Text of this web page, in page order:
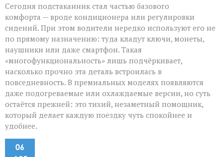
Сегодня подстаканник стал частью базового
комфорта — вроде кондиционера или регулировки
сидений. При этом водители нередко используют его не
по прямому назначению: туда кладут ключи, монеты,
наушники или даже смартфон. Такая
«многофункциональность» лишь подчёркивает,
насколько прочно эта деталь встроилась в
повседневность. В премиальных моделях появляются
даже подогреваемые или охлаждаемые версии, но суть
остаётся прежней: это тихий, незаметный помощник,
который делает каждую поездку чуть спокойнее и
удобнее.
06